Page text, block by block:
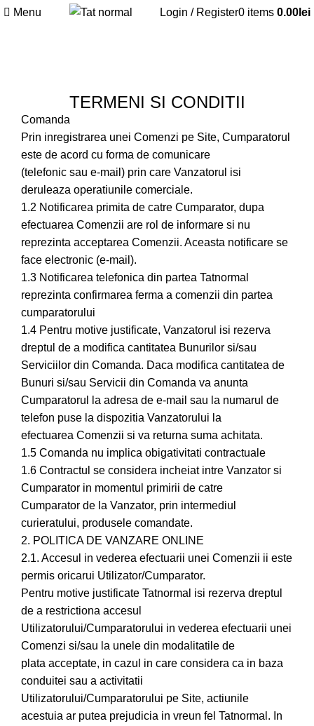
Menu Login / Register0 items 0.00 lei
TERMENI SI CONDITII
Comanda
Prin inregistrarea unei Comenzi pe Site, Cumparatorul
este de acord cu forma de comunicare
(telefonic sau e-mail) prin care Vanzatorul isi
deruleaza operatiunile comerciale.
1.2 Notificarea primita de catre Cumparator, dupa
efectuarea Comenzii are rol de informare si nu
reprezinta acceptarea Comenzii. Aceasta notificare se
face electronic (e-mail).
1.3 Notificarea telefonica din partea Tatnormal
reprezinta confirmarea ferma a comenzii din partea
cumparatorului
1.4 Pentru motive justificate, Vanzatorul isi rezerva
dreptul de a modifica cantitatea Bunurilor si/sau
Serviciilor din Comanda. Daca modifica cantitatea de
Bunuri si/sau Servicii din Comanda va anunta
Cumparatorul la adresa de e-mail sau la numarul de
telefon puse la dispozitia Vanzatorului la
efectuarea Comenzii si va returna suma achitata.
1.5 Comanda nu implica obigativitati contractuale
1.6 Contractul se considera incheiat intre Vanzator si
Cumparator in momentul primirii de catre
Cumparator de la Vanzator, prin intermediul
curieratului, produsele comandate.
2. POLITICA DE VANZARE ONLINE
2.1. Accesul in vederea efectuarii unei Comenzii ii este
permis oricarui Utilizator/Cumparator.
Pentru motive justificate Tatnormal isi rezerva dreptul
de a restrictiona accesul
Utilizatorului/Cumparatorului in vederea efectuarii unei
Comenzi si/sau la unele din modalitatile de
plata acceptate, in cazul in care considera ca in baza
conduitei sau a activitatii
Utilizatorului/Cumparatorului pe Site, actiunile
acestuia ar putea prejudicia in vreun fel Tatnormal. In